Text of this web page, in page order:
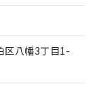
区八幡3丁目1-